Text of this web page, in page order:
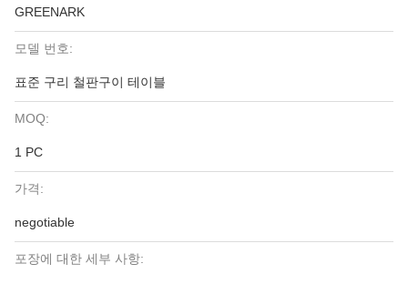
GREENARK
모델 번호:
표준 구리 철판구이 테이블
MOQ:
1 PC
가격:
negotiable
포장에 대한 세부 사항: